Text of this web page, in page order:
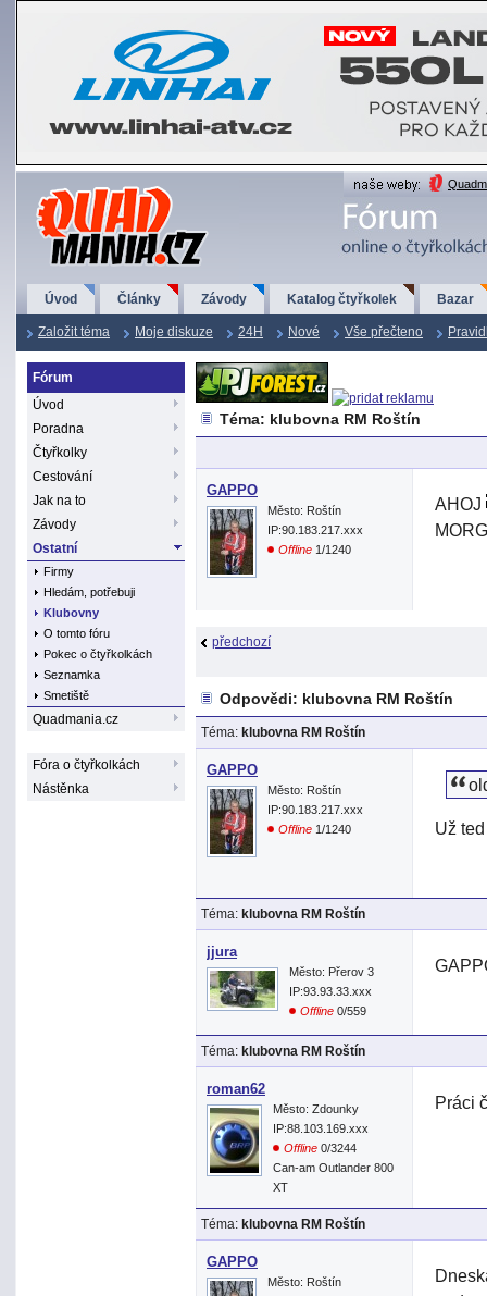
QuadMania.cz
Úvod Články Závody Katalog čtyřkolek Bazar
Založit téma Moje diskuze 24H Nové Vše přečteno
Fórum
Úvod
Poradna
Čtyřkolky
Cestování
Jak na to
Závody
Ostatní
Firmy
Hledám, potřebuji
Klubovny
O tomto fóru
Pokec o čtyřkolkách
Seznamka
Smetiště
Quadmania.cz
Fóra o čtyřkolkách
Nástěnka
Téma: klubovna RM Roštín
GAPPO
Město: Roštín
IP:90.183.217.xxx
Offline 1/1240
AHOJ
předchozí
Odpovědi: klubovna RM Roštín
Téma: klubovna RM Roštín
GAPPO
Město: Roštín
IP:90.183.217.xxx
Offline 1/1240 Už
Téma: klubovna RM Roštín
jjura
Město: Přerov 3
IP:93.93.33.xxx
Offline 0/559
Téma: klubovna RM Roštín
roman62
Město: Zdounky
IP:88.103.169.xxx
Offline 0/3244
Can-am Outlander 800
XT
Práci
Téma: klubovna RM Roštín
GAPPO
Město: Roštín